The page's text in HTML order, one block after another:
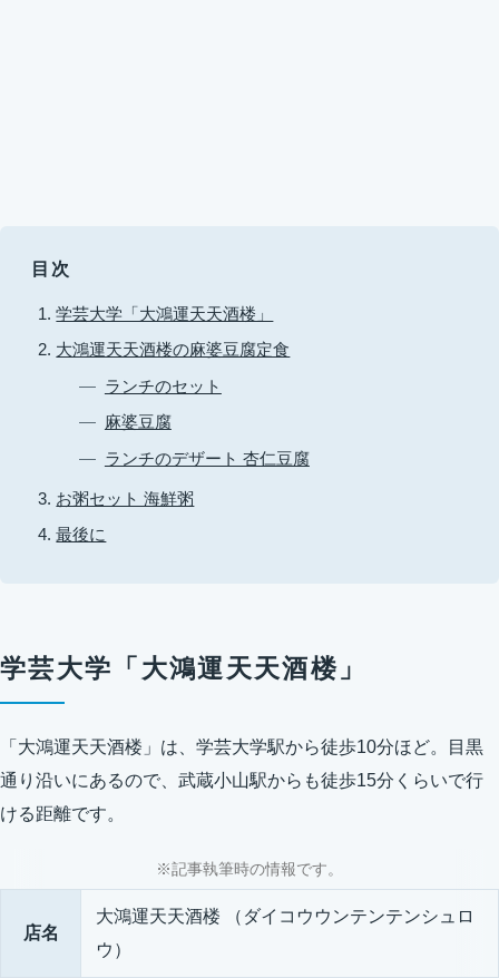
目次
学芸大学「大鴻運天天酒楼」
大鴻運天天酒楼の麻婆豆腐定食
ランチのセット
麻婆豆腐
ランチのデザート 杏仁豆腐
お粥セット 海鮮粥
最後に
学芸大学「大鴻運天天酒楼」
「大鴻運天天酒楼」は、学芸大学駅から徒歩10分ほど。目黒
通り沿いにあるので、武蔵小山駅からも徒歩15分くらいで行
ける距離です。
※記事執筆時の情報です。
店名
大鴻運天天酒楼 （ダイコウウンテンテンシュロ
ウ）